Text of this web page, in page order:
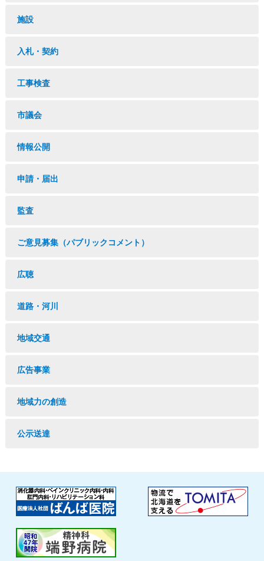
施設
入札・契約
工事検査
市議会
情報公開
申請・届出
監査
ご意見募集（パブリックコメント）
広聴
道路・河川
地域交通
広告事業
地域力の創造
公示送達